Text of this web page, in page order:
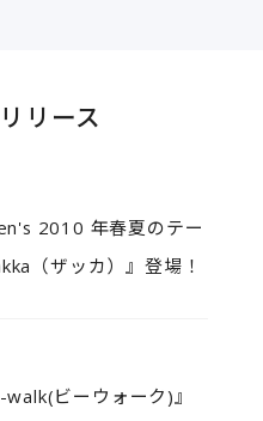
リース
2010 年春夏のテー
（ザッカ）』登場！
ビーウォーク)』